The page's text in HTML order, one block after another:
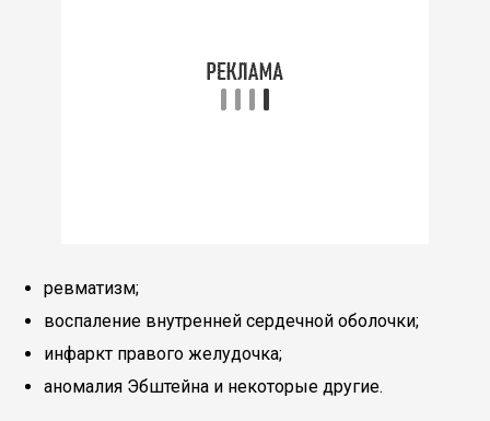
ревматизм;
воспаление внутренней сердечной оболочки;
инфаркт правого желудочка;
аномалия Эбштейна и некоторые другие.